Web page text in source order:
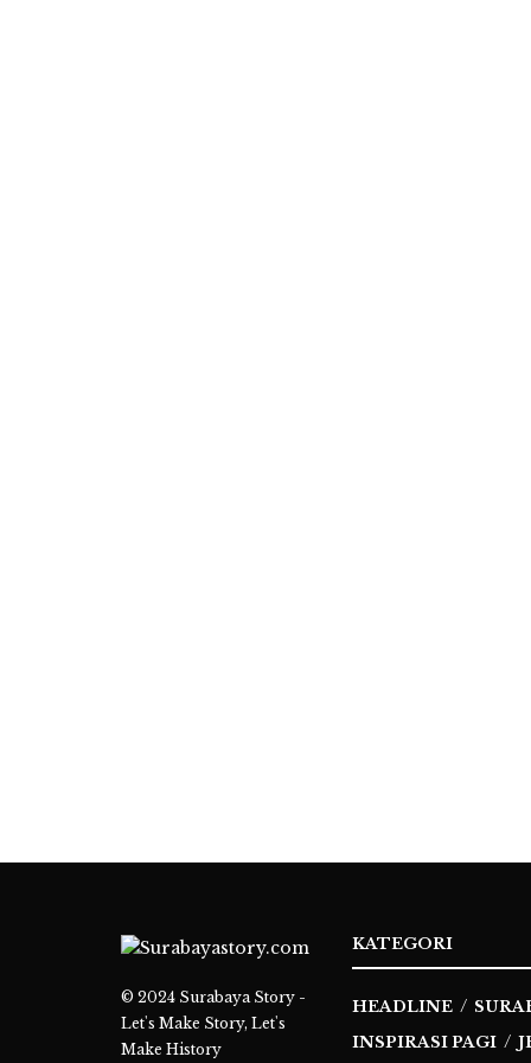
© 2024 Surabaya Story -
Let's Make Story, Let's
Make History
KATEGORI
HEADLINE
INSPIRASI PAGI